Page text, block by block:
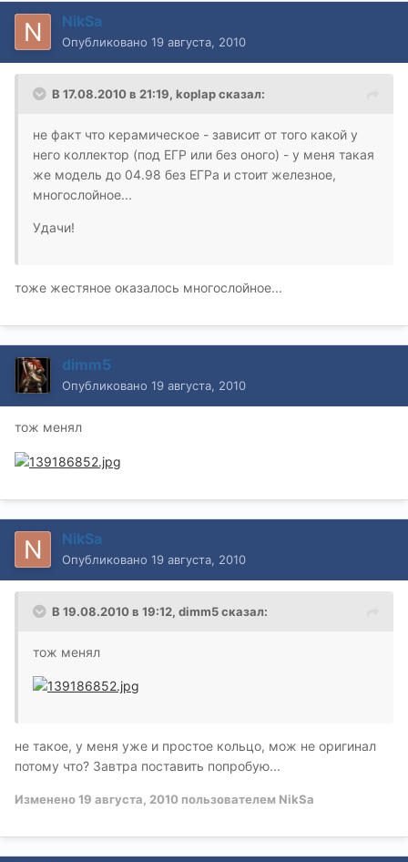
NikSa
Опубликовано 19 августа, 2010
В 17.08.2010 в 21:19, koplap сказал:
не факт что керамическое - зависит от того какой у
него коллектор (под ЕГР или без оного) - у меня такая
же модель до 04.98 без ЕГРа и стоит железное,
многослойное...
Удачи!
тоже жестяное оказалось многослойное...
dimm5
Опубликовано 19 августа, 2010
тож менял
NikSa
Опубликовано 19 августа, 2010
В 19.08.2010 в 19:12, dimm5 сказал:
тож менял
не такое, у меня уже и простое кольцо, мож не оригинал
потому что? Завтра поставить попробую...
Изменено19 августа, 2010 пользователем NikSa